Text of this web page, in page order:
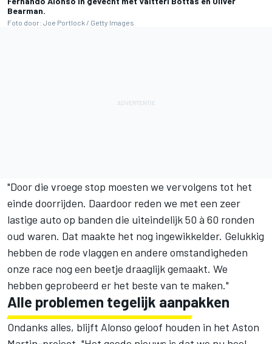
Bearman.
Foto door: Joe Portlock / Getty Images
"Door die vroege stop moesten we vervolgens tot het
einde doorrijden. Daardoor reden we met een zeer
lastige auto op banden die uiteindelijk 50 à 60 ronden
oud waren. Dat maakte het nog ingewikkelder. Gelukkig
hebben de rode vlaggen en andere omstandigheden
onze race nog een beetje draaglijk gemaakt. We
hebben geprobeerd er het beste van te maken."
Alle problemen tegelijk aanpakken
Ondanks alles, blijft Alonso geloof houden in het Aston